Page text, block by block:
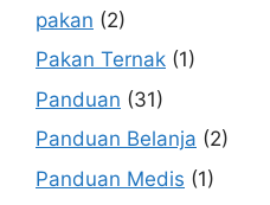
pakan (2)
Pakan Ternak (1)
Panduan (31)
Panduan Belanja (2)
Panduan Medis (1)